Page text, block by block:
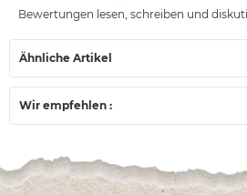
Bewertungen lesen, schreiben und
Ähnliche Artikel
Wir empfehlen :